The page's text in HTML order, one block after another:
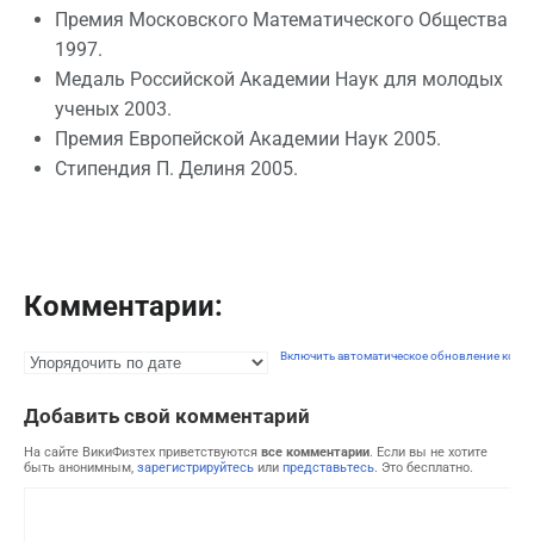
Премия Московского Математического Общества
1997.
Медаль Российской Академии Наук для молодых
ученых 2003.
Премия Европейской Академии Наук 2005.
Стипендия П. Делиня 2005.
Комментарии:
Включить автоматическое обновление
Добавить свой комментарий
На сайте ВикиФизтех приветствуются все комментарии. Если вы не хотите
быть анонимным, зарегистрируйтесь или представьтесь. Это бесплатно.